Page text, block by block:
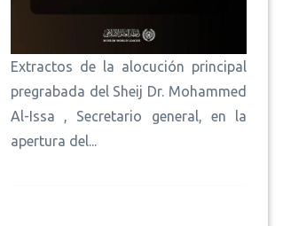
Extractos de la alocución principal
pregrabada del Sheij Dr. Mohammed
Al-Issa , Secretario general, en la
apertura del...